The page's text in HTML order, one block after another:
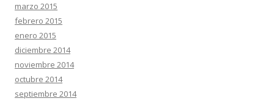
marzo 2015
febrero 2015
enero 2015
diciembre 2014
noviembre 2014
octubre 2014
septiembre 2014